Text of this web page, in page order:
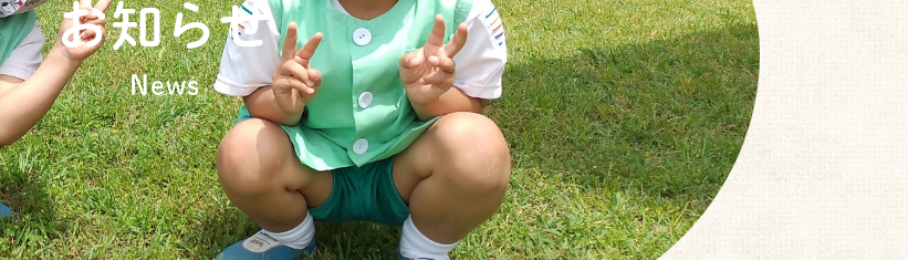
お知らせ
News